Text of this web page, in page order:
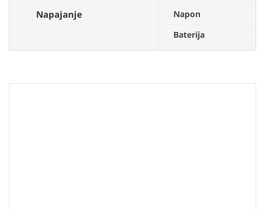
Napajanje Napon
Baterija